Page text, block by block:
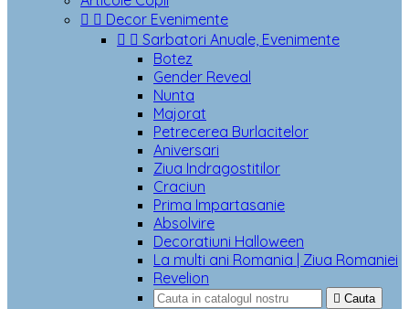
  Decor Evenimente
  Sarbatori Anuale, Evenimente
Botez
Gender Reveal
Nunta
Majorat
Petrecerea Burlacitelor
Aniversari
Ziua Indragostitilor
Craciun
Prima Impartasanie
Absolvire
Decoratiuni Halloween
La multi ani Romania | Ziua Romaniei
Revelion
 Cauta